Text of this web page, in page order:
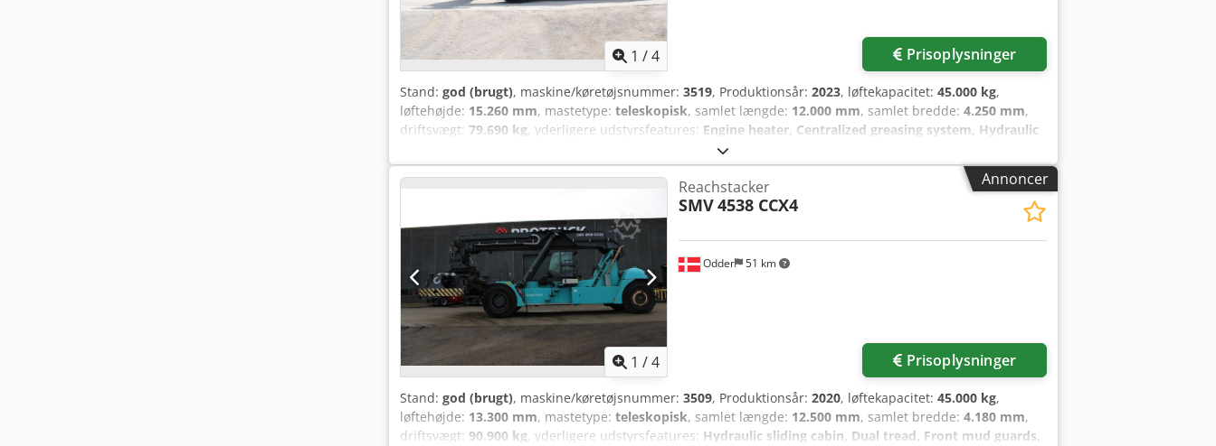
1 /4 Prisoplysninger
Stand: god (brugt), maskine/køretøjsnummer: 3519, Produktionsår: 2023, løftekapacitet: 45.000 kg,
løftehøjde: 15.260 mm, mastetype: teleskopisk, samlet længde: 12.000 mm, samlet bredde: 4.250 mm,
driftsvægt: 79.690 kg, yderligere udstyrsfeatures: Engine heater, Centralized greasing system, Hydraulic
, Kalmar DRG450-65S5XE from Uniktruck Wheel type – Drive wheel:
Pneumatic Cedpfeyuimhjx Am Terf Wheel type – Steering wheel: Pneumatic Wheel size – Drive wheel:
18.00x33 Wheel size – Steering wheel: 18.00x33
Annoncer
1 /4
Odder 51 km
Reachstacker
SMV4538 CCX4
Prisoplysninger
Stand: god (brugt), maskine/køretøjsnummer: 3509, Produktionsår: 2020, løftekapacitet: 45.000 kg,
løftehøjde: 13.300 mm, mastetype: teleskopisk, samlet længde: 12.500 mm, samlet bredde: 4.180 mm,
driftsvægt: 90.900 kg, yderligere udstyrsfeatures: Hydraulic sliding cabin, Dual tread, Front mud guards,